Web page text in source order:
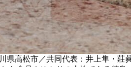
高松市／共同代表：井上隼・莊